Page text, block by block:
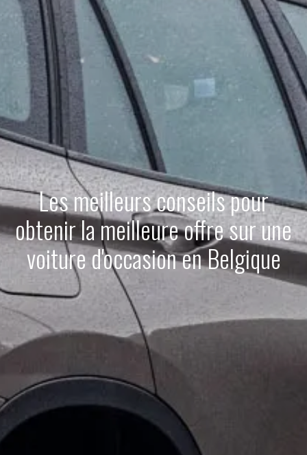
Les meilleurs conseils pour
obtenir la meilleure offre sur une
voiture d'occasion en Belgique